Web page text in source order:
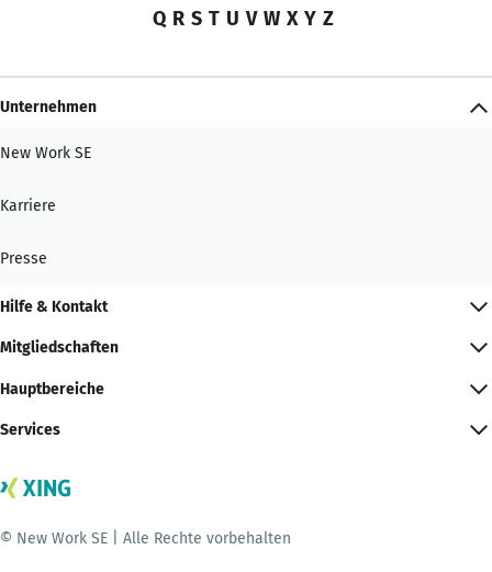
Q R S T U V W X Y Z
Unternehmen
New Work SE
Karriere
Presse
Hilfe & Kontakt
Mitgliedschaften
Hauptbereiche
Services
© New Work SE | Alle Rechte vorbehalten